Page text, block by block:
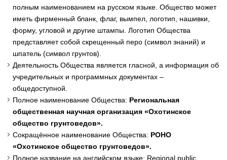
полным наименованием на русском языке. Общество может
иметь фирменный бланк, флаг, вымпел, логотип, нашивки,
форму, угловой и другие штампы. Логотип Общества
представляет собой скрещенный перо (символ знаний) и
шпатель (символ грунтов).
Деятельность Общества является гласной, а информация об
учредительных и программных документах –
общедоступной.
Полное наименование Общества: Региональная
общественная научная организация «Охотинское
общество грунтоведов».
Сокращённое наименование Общества: РОНО
«Охотинское общество грунтоведов».
Полное название на английском языке: Regional public